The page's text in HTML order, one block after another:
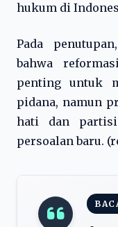
hukum di
Pada
bahwa
penting untuk
pidana, namun
hati dan
persoalan baru.